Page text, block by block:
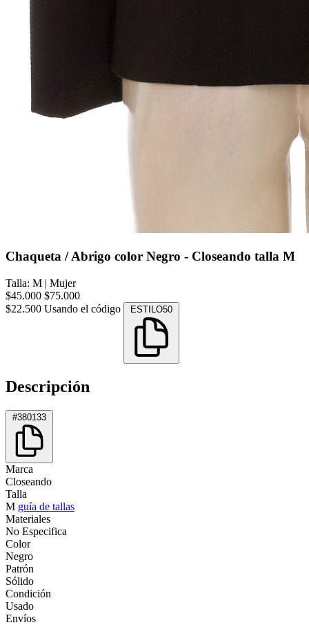
Chaqueta / Abrigo color Negro - Closeando talla M
Talla: M | Mujer
$45.000 $75.000
$22.500 Usando el código ESTILO50
Descripción
#380133
Marca
Closeando
Talla
M guía de tallas
Materiales
No Especifica
Color
Negro
Patrón
Sólido
Condición
Usado
Envíos